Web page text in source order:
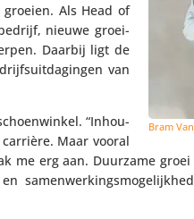
Bram
Als Head of
nieuwe groei­
Daarbij ligt de
van
“Inhou­
Maar vooral
me erg aan. Duurzame